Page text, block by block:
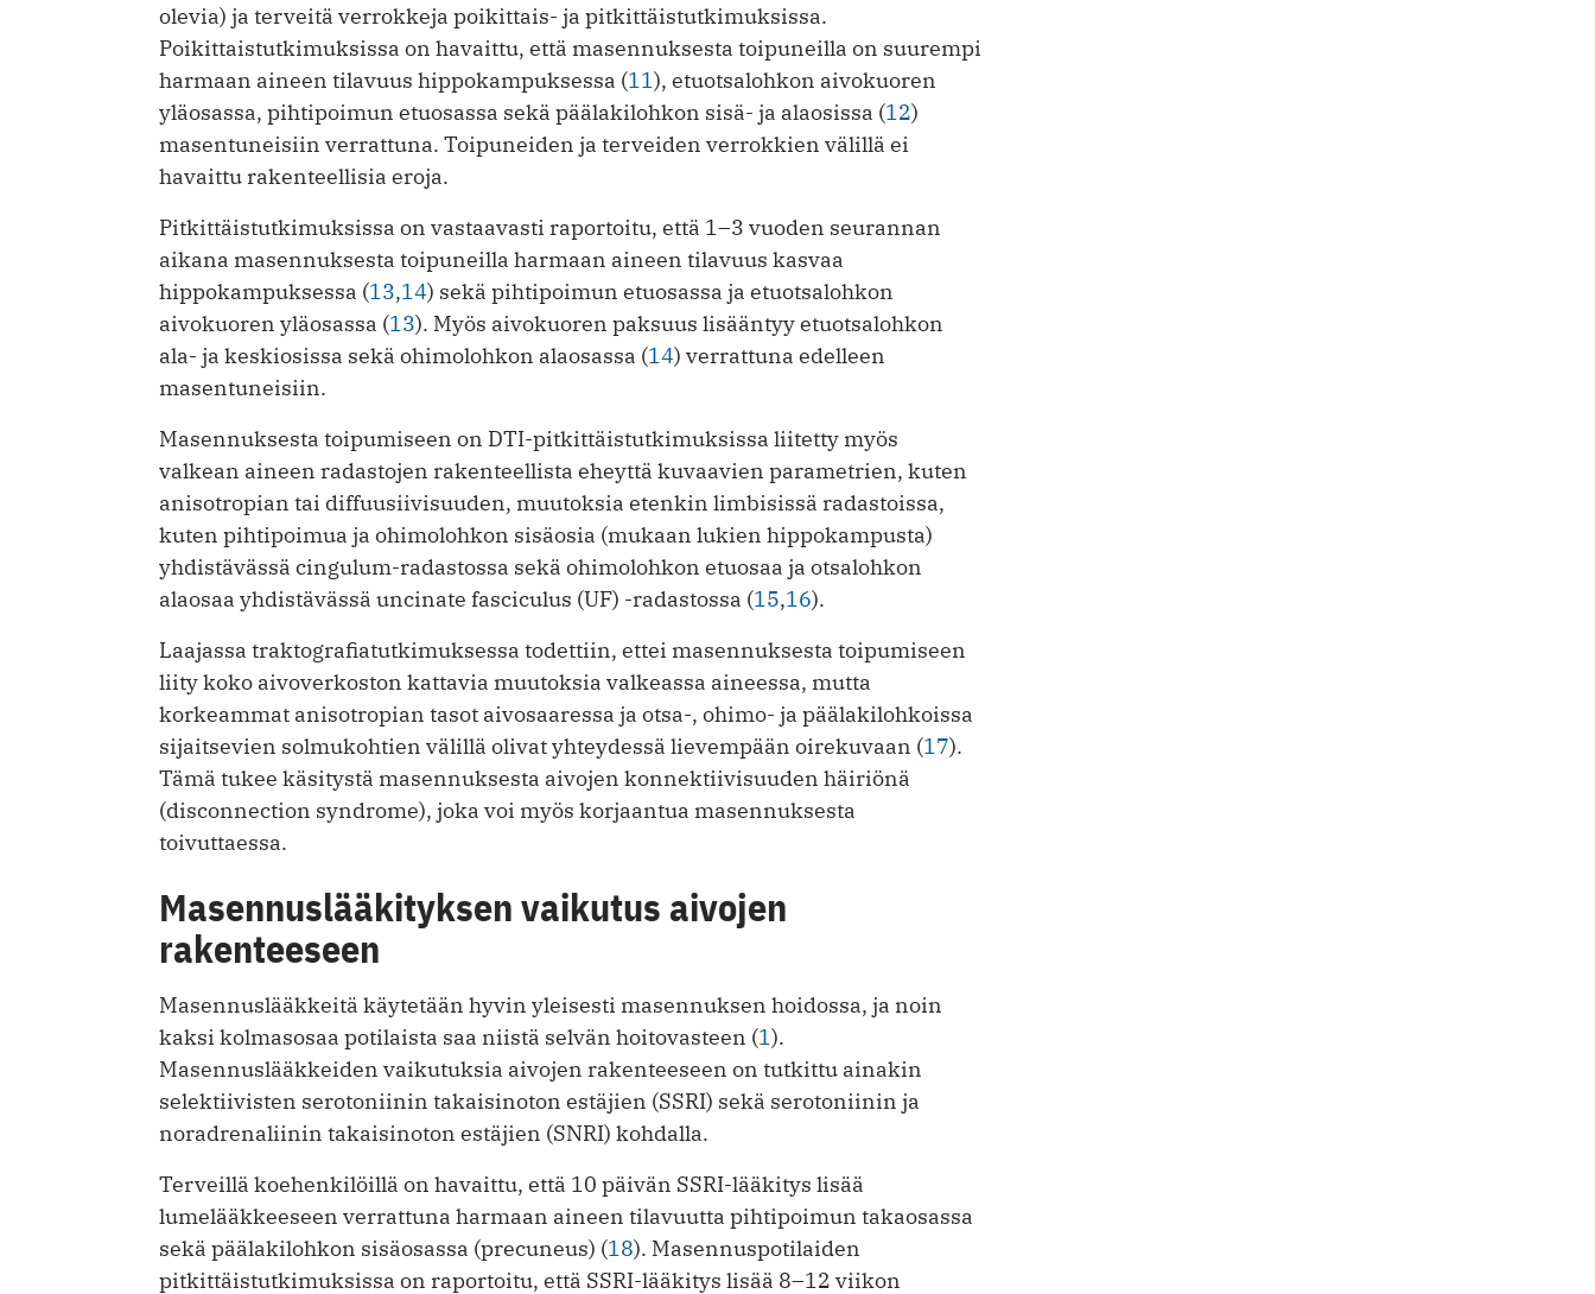
olevia) ja terveitä verrokkeja poikittais- ja pitkittäistutkimuksissa.
Poikittaistutkimuksissa on havaittu, että masennuksesta toipuneilla on suurempi
harmaan aineen tilavuus hippokampuksessa (11), etuotsalohkon aivokuoren
yläosassa, pihtipoimun etuosassa sekä päälakilohkon sisä- ja alaosissa (12)
masentuneisiin verrattuna. Toipuneiden ja terveiden verrokkien välillä ei
havaittu rakenteellisia eroja.
Pitkittäistutkimuksissa on vastaavasti raportoitu, että 1–3 vuoden seurannan
aikana masennuksesta toipuneilla harmaan aineen tilavuus kasvaa
hippokampuksessa (13,14) sekä pihtipoimun etuosassa ja etuotsalohkon
aivokuoren yläosassa (13). Myös aivokuoren paksuus lisääntyy etuotsalohkon
ala- ja keskiosissa sekä ohimolohkon alaosassa (14) verrattuna edelleen
masentuneisiin.
Masennuksesta toipumiseen on DTI-pitkittäistutkimuksissa liitetty myös
valkean aineen radastojen rakenteellista eheyttä kuvaavien parametrien, kuten
anisotropian tai diffuusiivisuuden, muutoksia etenkin limbisissä radastoissa,
kuten pihtipoimua ja ohimolohkon sisäosia (mukaan lukien hippokampusta)
yhdistävässä cingulum-radastossa sekä ohimolohkon etuosaa ja otsalohkon
alaosaa yhdistävässä uncinate fasciculus (UF) -radastossa (15,16).
Laajassa traktografiatutkimuksessa todettiin, ettei masennuksesta toipumiseen
liity koko aivoverkoston kattavia muutoksia valkeassa aineessa, mutta
korkeammat anisotropian tasot aivosaaressa ja otsa-, ohimo- ja päälakilohkoissa
sijaitsevien solmukohtien välillä olivat yhteydessä lievempään oirekuvaan (17).
Tämä tukee käsitystä masennuksesta aivojen konnektiivisuuden häiriönä
(disconnection syndrome), joka voi myös korjaantua masennuksesta
toivuttaessa.
Masennuslääkityksen vaikutus aivojen
rakenteeseen
Masennuslääkkeitä käytetään hyvin yleisesti masennuksen hoidossa, ja noin
kaksi kolmasosaa potilaista saa niistä selvän hoitovasteen (1).
Masennuslääkkeiden vaikutuksia aivojen rakenteeseen on tutkittu ainakin
selektiivisten serotoniinin takaisinoton estäjien (SSRI) sekä serotoniinin ja
noradrenaliinin takaisinoton estäjien (SNRI) kohdalla.
Terveillä koehenkilöillä on havaittu, että 10 päivän SSRI-lääkitys lisää
lumelääkkeeseen verrattuna harmaan aineen tilavuutta pihtipoimun takaosassa
sekä päälakilohkon sisäosassa (precuneus) (18). Masennuspotilaiden
pitkittäistutkimuksissa on raportoitu, että SSRI-lääkitys lisää 8–12 viikon